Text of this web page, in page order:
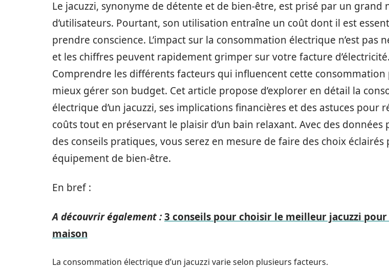
Le jacuzzi, synonyme de détente et de bien-être, est prisé par un grand
d’utilisateurs. Pourtant, son utilisation entraîne un coût dont il est
prendre conscience. L’impact sur la consommation électrique n’est pas
et les chiffres peuvent rapidement grimper sur votre facture d’électricité.
Comprendre les différents facteurs qui influencent cette consommation
mieux gérer son budget. Cet article propose d’explorer en détail la
électrique d’un jacuzzi, ses implications financières et des astuces pour
coûts tout en préservant le plaisir d’un bain relaxant. Avec des données
des conseils pratiques, vous serez en mesure de faire des choix
équipement de bien-être.
En bref :
A découvrir également :3 conseils pour choisir le meilleur jacuzzi
maison
La consommation électrique d’un jacuzzi varie selon plusieurs facteurs.